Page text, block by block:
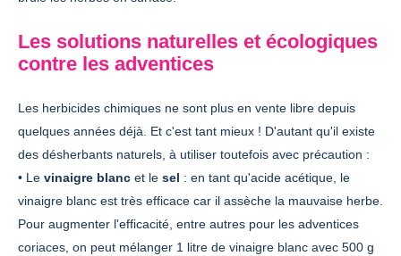
Les solutions naturelles et écologiques
contre les adventices
Les herbicides chimiques ne sont plus en vente libre depuis
quelques années déjà. Et c'est tant mieux ! D'autant qu'il existe
des désherbants naturels, à utiliser toutefois avec précaution :
• Le vinaigre blanc et le sel : en tant qu'acide acétique, le
vinaigre blanc est très efficace car il assèche la mauvaise herbe.
Pour augmenter l'efficacité, entre autres pour les adventices
coriaces, on peut mélanger 1 litre de vinaigre blanc avec 500 g